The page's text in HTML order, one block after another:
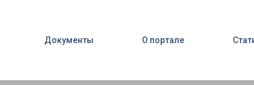
Документы О портале